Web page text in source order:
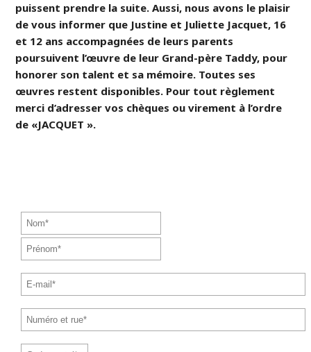
puissent prendre la suite. Aussi, nous avons le plaisir
de vous informer que Justine et Juliette Jacquet, 16
et 12 ans accompagnées de leurs parents
poursuivent l’œuvre de leur Grand-père Taddy, pour
honorer son talent et sa mémoire. Toutes ses
œuvres restent disponibles. Pour tout règlement
merci d’adresser vos chèques ou virement à l’ordre
de «JACQUET ».